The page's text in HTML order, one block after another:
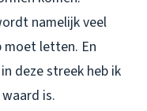
namelijk veel
moet letten. En
deze streek heb ik
is.